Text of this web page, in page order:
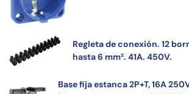
Regleta de conexión. 12
hasta 6 mm². 41A. 450V.
Base fija estanca 2P+T, 16A